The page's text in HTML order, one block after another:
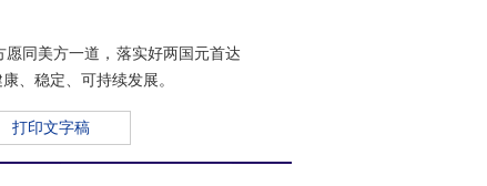
同美方一道，落实好两国元首达
、稳定、可持续发展。
打印文字稿